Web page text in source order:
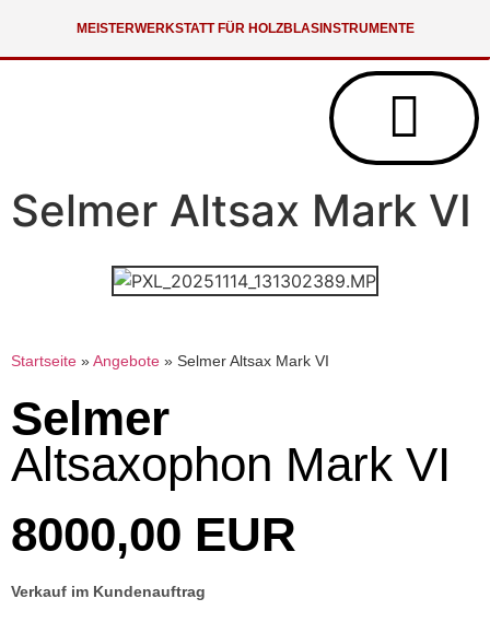
MEISTERWERKSTATT FÜR HOLZBLASINSTRUMENTE
Selmer Altsax Mark VI
Startseite » Angebote » Selmer Altsax Mark VI
Selmer
Altsaxophon Mark VI
8000,00 EUR
Verkauf im Kundenauftrag